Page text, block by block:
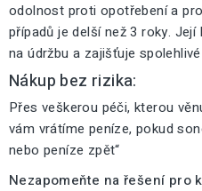
odolnost proti opotřebení a
případů je delší než 3 roky.
na údržbu a zajišťuje
Nákup bez rizika:
Přes veškerou péči, kterou
vám vrátíme peníze, pokud
nebo peníze zpět“
Nezapomeňte na řešení pro